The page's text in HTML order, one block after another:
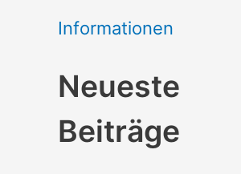
Informationen
Neueste
Beiträge